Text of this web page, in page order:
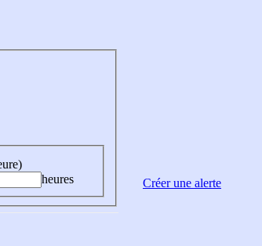
heures
Créer une alerte